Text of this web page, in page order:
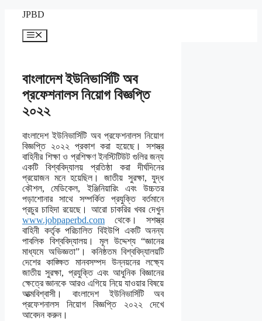
content
JPBD
Menu
বাংলাদেশ ইউনিভার্সিটি অব
প্রফেশনালস নিয়োগ বিজ্ঞপ্তি
২০২২
বাংলাদেশ ইউনিভার্সিটি অব প্রফেশনালস নিয়োগ
বিজ্ঞপ্তি ২০২২ প্রকাশ করা হয়েছে। সশস্ত্র
বাহিনীর শিক্ষা ও প্রশিক্ষণ ইনস্টিটিউট গুলির জন্য
একটি বিশ্ববিদ্যালয় প্রতিষ্ঠা করা দীর্ঘদিনের
প্রয়োজন মনে হয়েছিল। জাতীয় সুরক্ষা, যুদ্ধ
কৌশল, মেডিকেল, ইঞ্জিনিয়ারিং এবং উচ্চতর
পড়াশোনার সাথে সম্পর্কিত প্রযুক্তি বর্তমানে
প্রচুর চাহিদা রয়েছে। আরো চাকরির খবর দেখুন
www.jobpaperbd.com থেকে। সশস্ত্র
বাহিনী কর্তৃক পরিচালিত বিইউপি একটি অনন্য
পাবলিক বিশ্ববিদ্যালয়। মূল উদ্দেশ্য “জ্ঞানের
মাধ্যমে অভিজ্ঞতা”। কনিষ্ঠতম বিশ্ববিদ্যালয়টি
দেশের কাঙ্ক্ষিত মানবসম্পদ উন্নয়নের লক্ষ্যে
জাতীয় সুরক্ষা, প্রযুক্তি এবং আধুনিক বিজ্ঞানের
ক্ষেত্রে জ্ঞানকে আরও এগিয়ে নিয়ে যাওয়ার বিষয়ে
আত্মবিশ্বাসী। বাংলাদেশ ইউনিভার্সিটি অব
প্রফেশনালস নিয়োগ বিজ্ঞপ্তি ২০২২ দেখে
আবেদন করুন।